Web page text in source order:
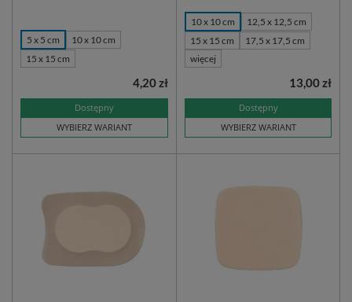
5 x 5 cm
10 x 10 cm
15 x 15 cm
Dostępny
WYBIERZ WARIANT
4,20 zł
10 x 10 cm
12,5 x 12,5 cm
15 x 15 cm
17,5 x 17,5 cm
więcej
Dostępny
WYBIERZ WARIANT
13,00 zł